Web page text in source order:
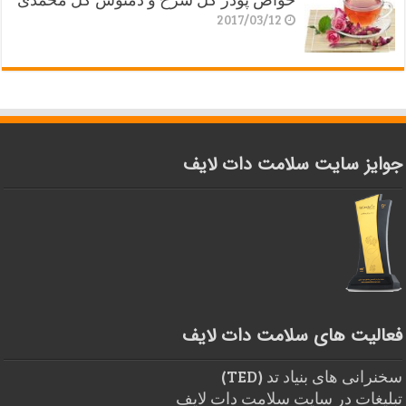
2017/03/12
جوایز سایت سلامت دات لایف
فعالیت های سلامت دات لایف
سخنرانی های بنیاد تد (TED)
تبلیغات در سایت سلامت دات لایف